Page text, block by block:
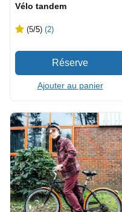
Vélo tandem
(5/5) (2)
Ajouter au panier